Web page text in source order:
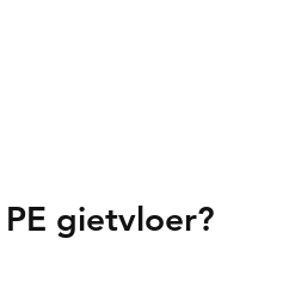
gietvloer?